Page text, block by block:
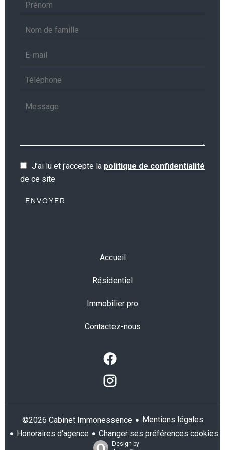
J’ai lu et j'accepte la politique de confidentialité
de ce site
ENVOYER
Accueil
Résidentiel
Immobilier pro
Contactez-nous
©2026 Cabinet Immonessence
Mentions légales
Honoraires d'agence
Changer ses préférences cookies
Design by